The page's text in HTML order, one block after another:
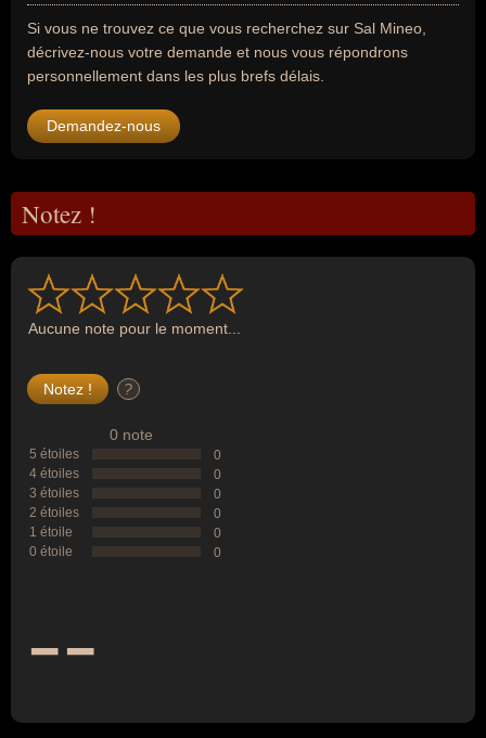
Si vous ne trouvez ce que vous recherchez sur Sal Mineo,
décrivez-nous votre demande et nous vous répondrons
personnellement dans les plus brefs délais.
Demandez-nous
Notez !
Aucune note pour le moment...
?
0 note
5 étoiles
0
4 étoiles
0
3 étoiles
0
2 étoiles
0
1 étoile
0
0 étoile
0
--